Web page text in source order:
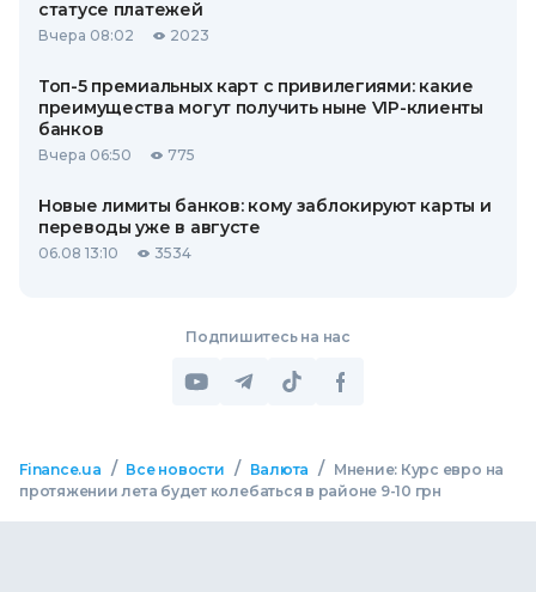
статусе платежей
Вчера 08:02 2023
Топ-5 премиальных карт с привилегиями: какие
преимущества могут получить ныне VIP-клиенты
банков
Вчера 06:50 775
Новые лимиты банков: кому заблокируют карты и
переводы уже в августе
06.08 13:10 3534
Подпишитесь на нас
Finance.ua / Все новости / Валюта /
Мнение: Курс евро на
протяжении лета будет колебаться в районе 9-10 грн